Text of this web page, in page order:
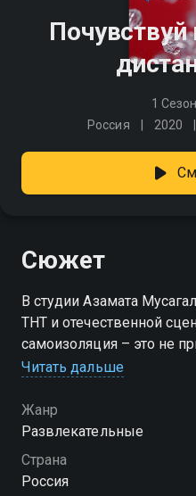
1 Сезон
Россия 2020
Сюжет
В студии Азамата
ТНТ и отечественной
самоизоляция – это не
найти новое. Тимати,
раскрывают свои
дома, где отыскать
на связи с близкими,
Приготовься к порции
Читать дальше
Жанр
Развлекательные
Страна
Россия